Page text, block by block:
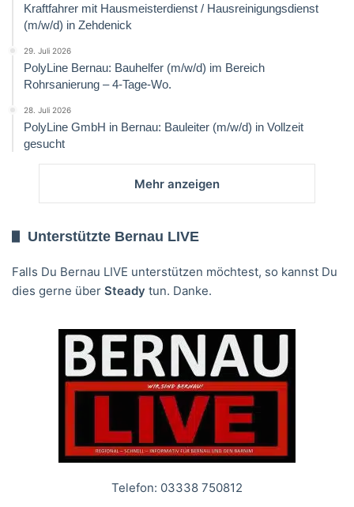
Kraftfahrer mit Hausmeisterdienst / Hausreinigungsdienst
(m/w/d) in Zehdenick
29. Juli 2026
PolyLine Bernau: Bauhelfer (m/w/d) im Bereich
Rohrsanierung – 4-Tage-Wo.
28. Juli 2026
PolyLine GmbH in Bernau: Bauleiter (m/w/d) in Vollzeit
gesucht
Mehr anzeigen
Unterstützte Bernau LIVE
Falls Du Bernau LIVE unterstützen möchtest, so kannst Du
dies gerne über Steady tun. Danke.
Telefon: 03338 750812